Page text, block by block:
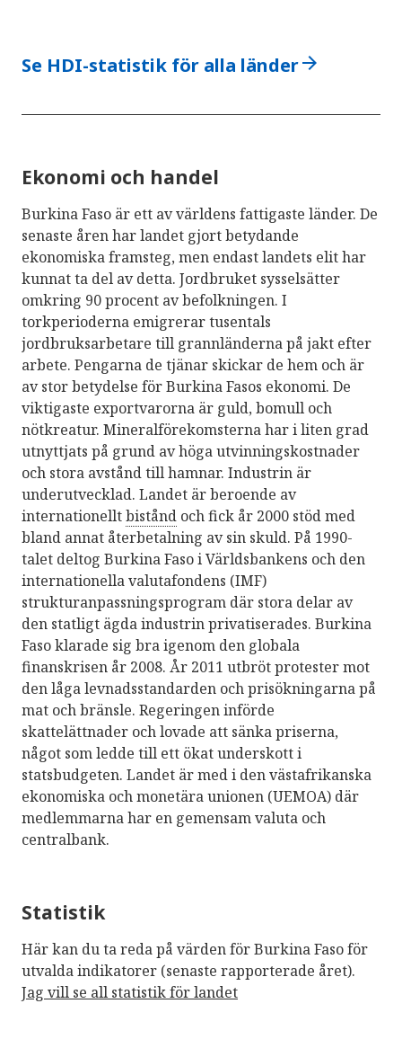
Se HDI-statistik för alla länderarrow_forward
Ekonomi och handel
Burkina Faso är ett av världens fattigaste länder. De
senaste åren har landet gjort betydande
ekonomiska framsteg, men endast landets elit har
kunnat ta del av detta. Jordbruket sysselsätter
omkring 90 procent av befolkningen. I
torkperioderna emigrerar tusentals
jordbruksarbetare till grannländerna på jakt efter
arbete. Pengarna de tjänar skickar de hem och är
av stor betydelse för Burkina Fasos ekonomi. De
viktigaste exportvarorna är guld, bomull och
nötkreatur. Mineralförekomsterna har i liten grad
utnyttjats på grund av höga utvinningskostnader
och stora avstånd till hamnar. Industrin är
underutvecklad. Landet är beroende av
internationelltbistånd och fick år 2000 stöd med
bland annat återbetalning av sin skuld. På 1990-
talet deltog Burkina Faso i Världsbankens och den
internationella valutafondens (IMF)
strukturanpassningsprogram där stora delar av
den statligt ägda industrin privatiserades. Burkina
Faso klarade sig bra igenom den globala
finanskrisen år 2008. År 2011 utbröt protester mot
den låga levnadsstandarden och prisökningarna på
mat och bränsle. Regeringen införde
skattelättnader och lovade att sänka priserna,
något som ledde till ett ökat underskott i
statsbudgeten. Landet är med i den västafrikanska
ekonomiska och monetära unionen (UEMOA) där
medlemmarna har en gemensam valuta och
centralbank.
Statistik
Här kan du ta reda på värden för Burkina Faso för
utvalda indikatorer (senaste rapporterade året).
Jag vill se all statistik för landet